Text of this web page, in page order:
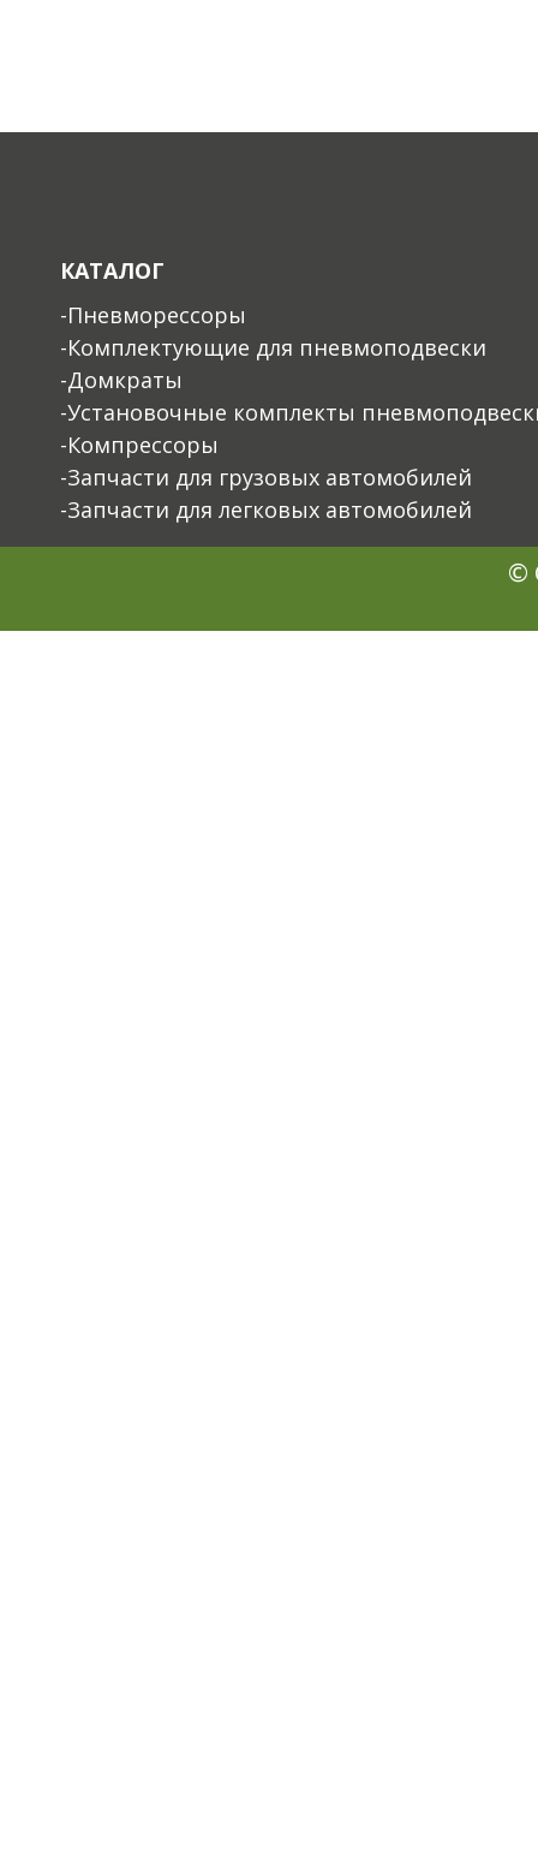
КАТАЛОГ
-Пневморессоры
-Комплектующие для пневмоподвески
-Домкраты
-Установочные комплекты
-Компрессоры
-Запчасти для грузовых автомобилей
-Запчасти для легковых автомобилей
©